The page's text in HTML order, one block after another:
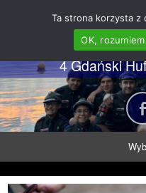
62 GDH
4 Gdański
Ta strona korzysta z
OK, rozumiem